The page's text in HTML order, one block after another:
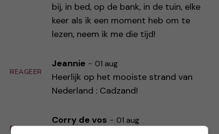
bij, in bed, op de bank, in de tuin, elke
keer als ik een moment heb om te
lezen, neem ik me die tijd!
REAGEER
Jeannie - 01 aug
Heerlijk op het mooiste strand van
Nederland : Cadzand!
REAGEER
Corry de vos - 01 aug